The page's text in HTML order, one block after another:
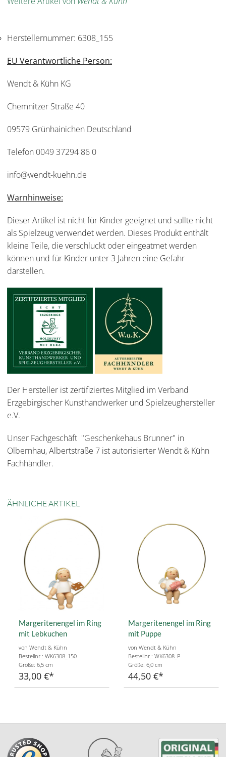
Herstellernummer: 6308_155
EU Verantwortliche Person:
Wendt & Kühn KG
Chemnitzer Straße 40
09579 Grünhainichen Deutschland
Telefon 0049 37294 86 0
info@wendt-kuehn.de
Warnhinweise:
Dieser Artikel ist nicht für Kinder geeignet und sollte nicht
als Spielzeug verwendet werden. Dieses Produkt enthält
kleine Teile, die verschluckt oder eingeatmet werden
können und für Kinder unter 3 Jahren eine Gefahr
darstellen.
Der Hersteller ist zertifiziertes Mitglied im Verband
Erzgebirgischer Kunsthandwerker und Spielzeughersteller
e.V.
Unser Fachgeschäft "Geschenkehaus Brunner" in
Olbernhau, Albertstraße 7 ist autorisierter Wendt & Kühn
Fachhändler.
ÄHNLICHE ARTIKEL
Margeritenengel im Ring
mit Lebkuchen
von Wendt & Kühn
Bestellnr.: WK6308_150
Größe: 6,5 cm
33,00 €
Margeritenengel im Ring
mit Puppe
von Wendt & Kühn
Bestellnr.: WK6308_P
Größe: 6,0 cm
44,50 €